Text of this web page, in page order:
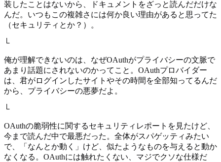
装したことはないから、ドキュメントをざっと読んだだけな
んだ。いつもこの複雑さには何か良い理由があると思ってた
（セキュリティとか？）。
└
俺が理解できないのは、なぜOAuthがプライバシーの文脈で
あまり話題にされないのかってこと。OAuthプロバイダー
は、君がログインしたサイトやその時間を全部知ってるんだ
から、プライバシーの悪夢だよ。
└
OAuthの脆弱性に関するセキュリティレポートを見たけど、
今まで読んだ中で最悪だった。全体がスパゲッティみたい
で、「なんとか動く」けど、似たようなものを与えると動か
なくなる。OAuthには触れたくない、マジでクソな仕様だ